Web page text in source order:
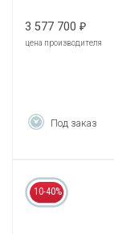
3 577 700 ₽
цена производителя
Под заказ
10-40%